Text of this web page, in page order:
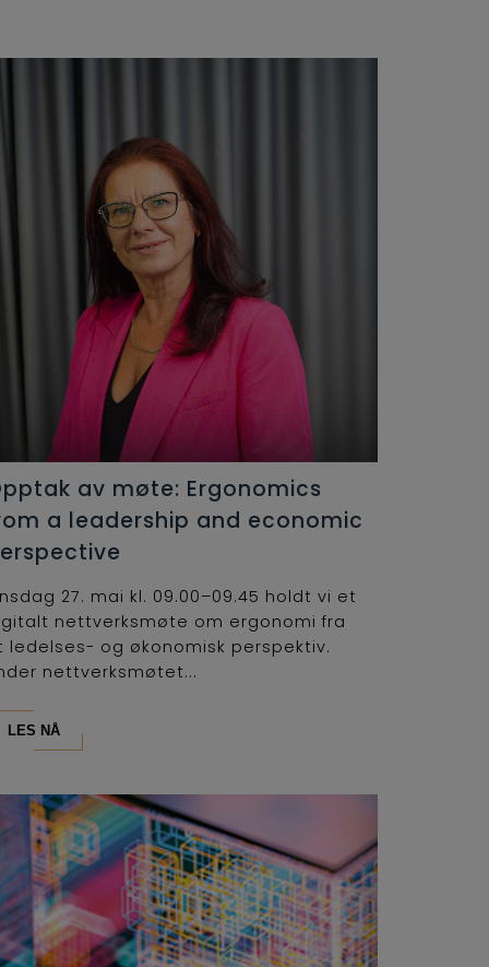
av møte: Ergonomics
a leadership and economic
27. mai kl. 09.00–09.45 holdt vi et
nettverksmøte om ergonomi fra
ledelses- og økonomisk perspektiv.
nettverksmøtet...
LES NÅ